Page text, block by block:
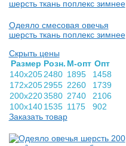
Одеяло смесовая овечья
шерсть ткань поплекс зимнее
Скрыть цены
Раз­мер Розн. М-опт Опт
140х205 2480 1895
1458
172х205 2955 2260
1739
200х2203580 2740
2106
100х140 1535 1175
902
Заказать товар